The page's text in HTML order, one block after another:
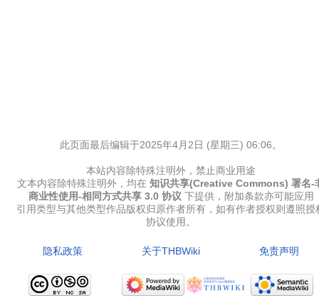
此页面最后编辑于2025年4月2日 (星期三) 06:06。
本站内容除特殊注明外，禁止商业用途
文本内容除特殊注明外，均在 知识共享(Creative Commons) 署名-
商业性使用-相同方式共享 3.0 协议 下提供，附加条款亦可能应用
引用类型与其他类型作品版权归原作者所有，如有作者授权则遵照授
协议使用。
隐私政策 关于THBWiki 免责声明